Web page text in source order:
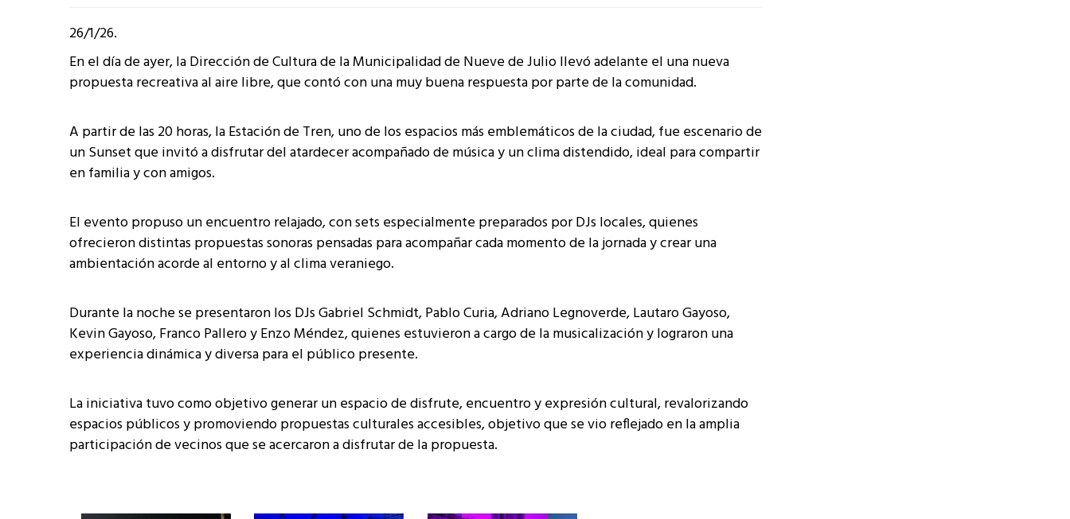
26/1/26.
En el día de ayer, la Dirección de Cultura de la Municipalidad de Nueve de Julio llevó adelante el una nueva
propuesta recreativa al aire libre, que contó con una muy buena respuesta por parte de la comunidad.
A partir de las 20 horas, la Estación de Tren, uno de los espacios más emblemáticos de la ciudad, fue escenario de
un Sunset que invitó a disfrutar del atardecer acompañado de música y un clima distendido, ideal para compartir
en familia y con amigos.
El evento propuso un encuentro relajado, con sets especialmente preparados por DJs locales, quienes
ofrecieron distintas propuestas sonoras pensadas para acompañar cada momento de la jornada y crear una
ambientación acorde al entorno y al clima veraniego.
Durante la noche se presentaron los DJs Gabriel Schmidt, Pablo Curia, Adriano Legnoverde, Lautaro Gayoso,
Kevin Gayoso, Franco Pallero y Enzo Méndez, quienes estuvieron a cargo de la musicalización y lograron una
experiencia dinámica y diversa para el público presente.
La iniciativa tuvo como objetivo generar un espacio de disfrute, encuentro y expresión cultural, revalorizando
espacios públicos y promoviendo propuestas culturales accesibles, objetivo que se vio reflejado en la amplia
participación de vecinos que se acercaron a disfrutar de la propuesta.